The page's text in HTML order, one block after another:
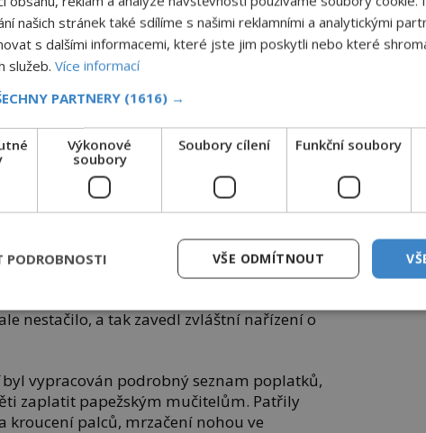
Giovanni Battista Cybo, byl papežem od roku 1484
do své smrti v roce 1492.
skončil právě v kapsách nenasytného
nestačilo, a tak zavedl zvláštní nařízení o
byl vypracován podrobný seznam poplatků,
zaplatit papežským mučitelům. Patřily
kroucení palců, mrzačení nohou ve
našich stránek také sdílíme s našimi reklamními a analytickými
s dalšími informacemi, které jste jim poskytli nebo které
služeb. Více informací
PARTNERY (1616) →
Výkonové
soubory
Soubory cílení Funkční soubory
VŠE ODMÍTNOUT
PODROBNOSTI